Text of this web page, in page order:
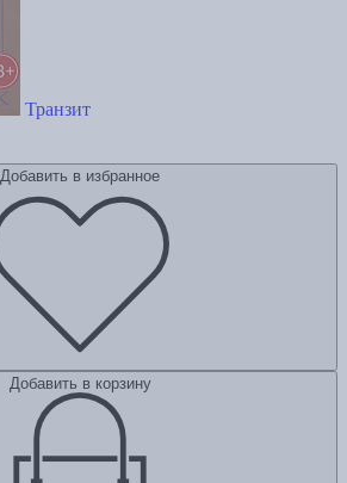
Транзит
Добавить в избранное
Добавить в корзину